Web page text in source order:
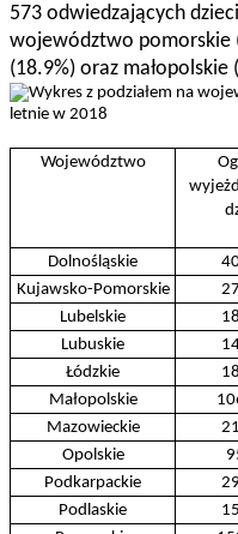
573 odwiedzających
województwo pomorskie
(18.9%) oraz małopolskie
Województwo
Dolnośląskie
Kujawsko-Pomorskie
Lubelskie
Lubuskie
Łódzkie
Małopolskie
Mazowieckie
Opolskie
Podkarpackie
Podlaskie